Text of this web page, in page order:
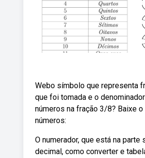
Webo símbolo que representa
que foi tomada e o
números na fração 3/8? Baixe
números:
O numerador, que está na
decimal, como converter e